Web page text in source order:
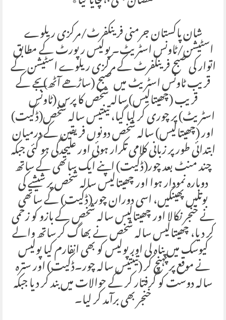
شان پاکستان جرمنی فرینکفرٹ/مرکزی ریلوے
اسٹیشن/ٹاونس اسٹریٹ۔ پولیس رپورٹ کے مطابق
اتوار کی صبح فرینکفرٹ کے مرکزی ریلوے اسٹیشن کے
قریب ٹاونس اسٹریٹ میں صبح (ساڑھے آٹھ) بجے کے
قریب (چھیتالیس) سالہ شخص کا پرس (ٹاونس
اسٹریٹ) پر چوری کر لیا گیا، تینتیس سالہ شخص(ڈکیت)
اور (چھیتالیس) سالہ شخص دونوں فریقین کے درمیان
ابتدائی طور پر زبانی کلامی تکرار ہوئی اور علیحدگی ہو گئی جبکہ
چند منٹ بعد چور(ڈکیت) اپنے ایک ساتھی کے ساتھ
دوبارہ نمودار ہوا اور چھیتالیس سالہ شخص پر شیشے کی
بوتلیں پھینکیں، اسی دوران چور (ڈکیت) کے ساتھی
نے خنجر نکالا اور چھیتالیس سالہ شخص کے بازو کو زخمی
کر دیا، چھیتالیس سالہ شخص نے بھاگ کر ساتھ والے
کیوسک میں پناہ لی اور پولیس کو بھی انفارم کیا پولیس
نے موقع پر پہنچ کر (تینتیس سالہ چور۔ڈکیت) اور سترہ
سالہ دوست کو گرفتار کر کے حوالات میں بند کر دیا جبکہ
خنجر بھی برآمد کر لیا۔